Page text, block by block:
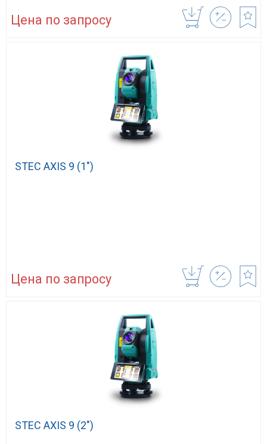
Цена по запросу
STEC AXIS 9 (1″)
Цена по запросу
STEC AXIS 9 (2″)